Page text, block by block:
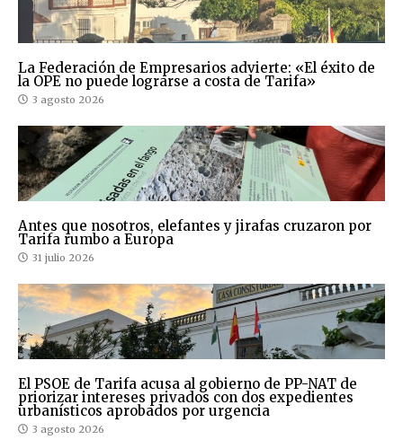
La Federación de Empresarios advierte: «El éxito de
la OPE no puede lograrse a costa de Tarifa»
3 agosto 2026
Antes que nosotros, elefantes y jirafas cruzaron por
Tarifa rumbo a Europa
31 julio 2026
El PSOE de Tarifa acusa al gobierno de PP-NAT de
priorizar intereses privados con dos expedientes
urbanísticos aprobados por urgencia
3 agosto 2026